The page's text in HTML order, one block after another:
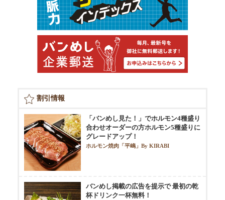
割引情報
「バンめし見た！」でホルモン4種盛り
合わせオーダーの方ホルモン5種盛りに
グレードアップ！
ホルモン焼肉「平嶋」By KIRABI
バンめし掲載の広告を提示で 最初の乾
杯ドリンク一杯無料！